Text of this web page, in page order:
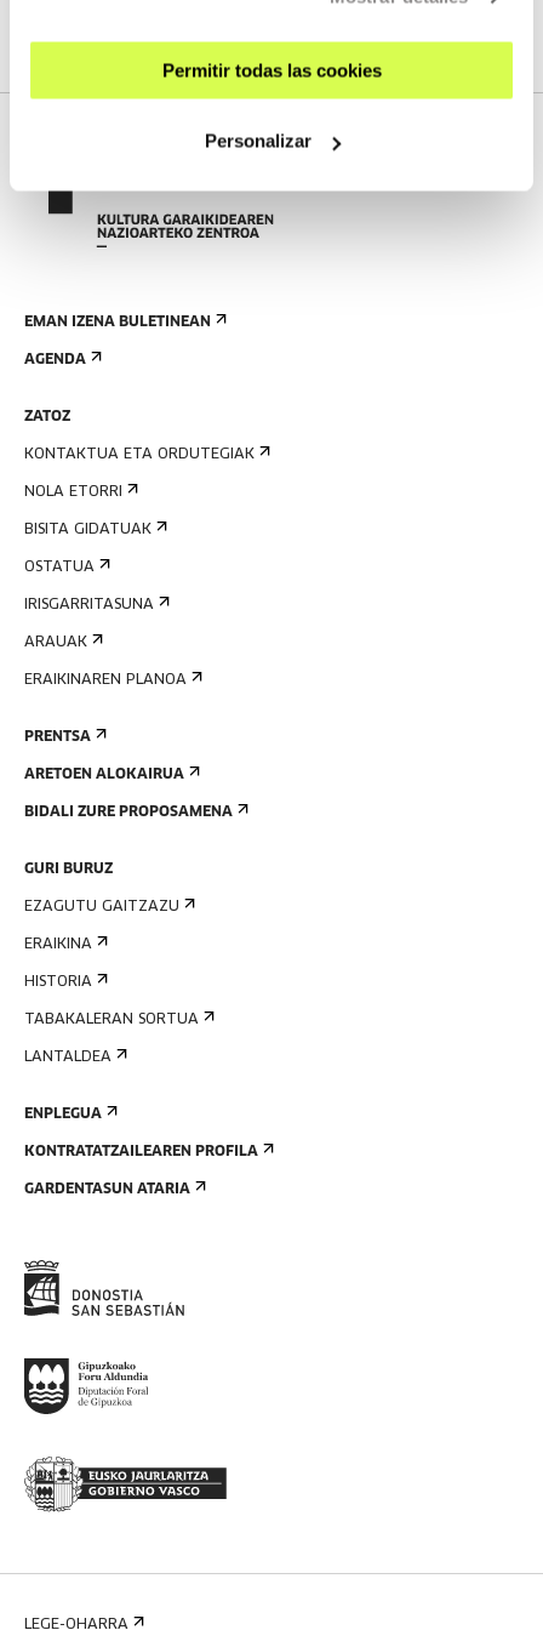
Permitir todas las cookies
Personalizar
EMAN IZENA BULETINEAN
AGENDA
ZATOZ
KONTAKTUA ETA ORDUTEGIAK
NOLA ETORRI
BISITA GIDATUAK
OSTATUA
IRISGARRITASUNA
ARAUAK
ERAIKINAREN PLANOA
PRENTSA
ARETOEN ALOKAIRUA
BIDALI ZURE PROPOSAMENA
GURI BURUZ
EZAGUTU GAITZAZU
ERAIKINA
HISTORIA
TABAKALERAN SORTUA
LANTALDEA
ENPLEGUA
KONTRATATZAILEAREN PROFILA
GARDENTASUN ATARIA
LEGE-OHARRA